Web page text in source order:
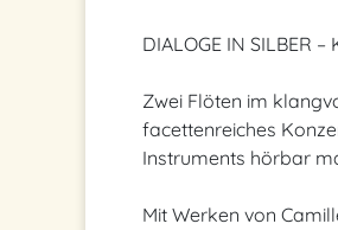
DIALOGE IN SILBER
Zwei Flöten im
facettenreiches
Instruments hörbar
Mit Werken von